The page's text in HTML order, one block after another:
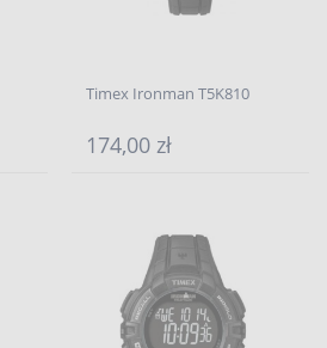
Timex Ironman T5K810
174,00 zł